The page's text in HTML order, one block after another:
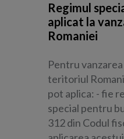
Regimul
aplicat la
Romaniei
Pentru
teritoriul
pot aplica: - fie
special pentru
312 din Codul